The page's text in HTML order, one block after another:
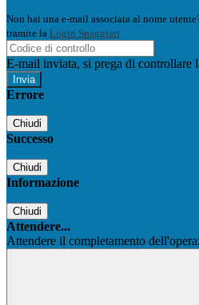
Non hai una e-mail associata al nome
tramite la Login Spaggiari
E-mail inviata, si prega di controllare
Errore
Chiudi
Successo
Chiudi
Informazione
Chiudi
Attendere...
Attendere il completamento